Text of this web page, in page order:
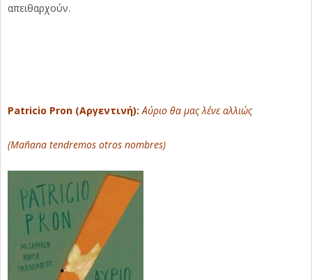
απειθαρχούν.
Patricio Pron (Αργεντινή): Αύριο θα μας λένε αλλιώς
(Mañana tendremos otros nombres)